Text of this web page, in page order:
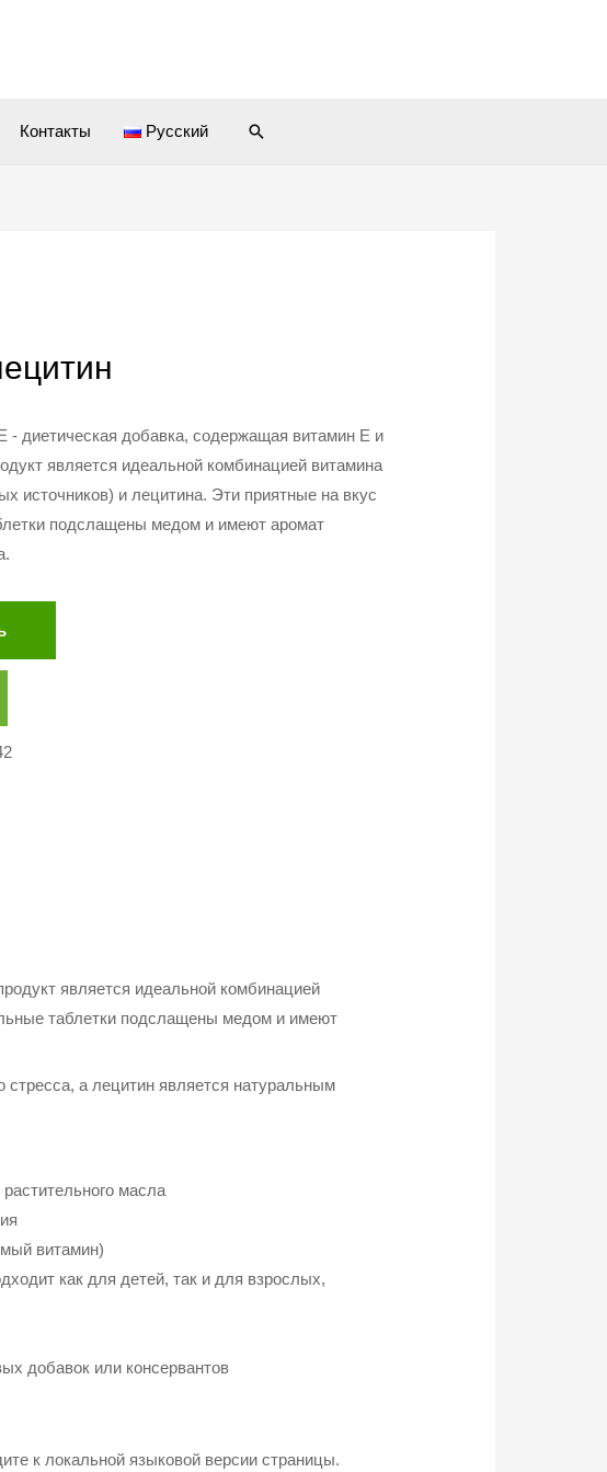
Контакты Русский Поиск
- диетическая добавка, содержащая витамин Е и
является идеальной комбинацией витамина
источников) и лецитина. Эти приятные на вкус
подслащены медом и имеют аромат
является идеальной комбинацией
таблетки подслащены медом и имеют
стресса, а лецитин является натуральным
масла
витамин)
как для детей, так и для взрослых,
добавок или консервантов
к локальной языковой версии страницы.